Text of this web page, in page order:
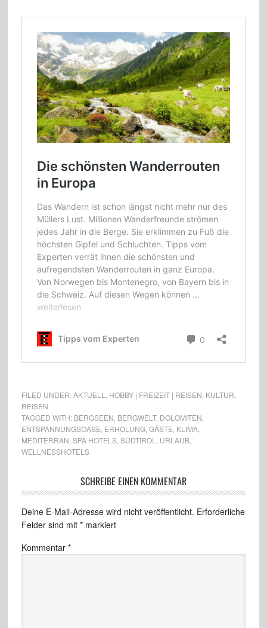
FILED UNDER:AKTUELL HOBBY | FREIZEIT | REISEN KULTUR
REISEN
TAGGED WITH: BERGSEEN BERGWELT, DOLOMITEN
ENTSPANNUNGSOASE ERHOLUNG, GÄSTE KLIMA,
MEDITERRAN SPA HOTELS, SÜDTIROL URLAUB,
WELLNESSHOTELS
SCHREIBE EINEN KOMMENTAR
Deine E-Mail-Adresse wird nicht veröffentlicht. Erforderliche
Felder sind mit *markiert
Kommentar *